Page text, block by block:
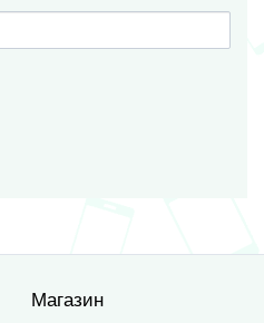
Магазин